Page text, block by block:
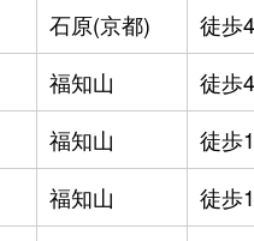
石原(京都) 徒歩
福知山 徒歩
福知山 徒歩
福知山 徒歩